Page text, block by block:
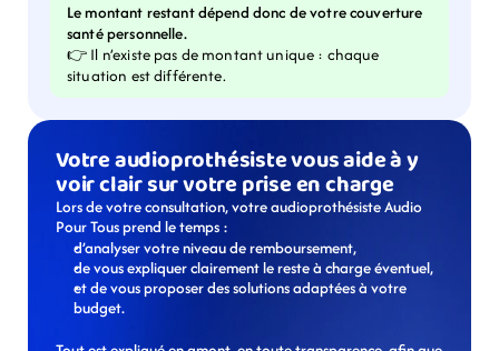
Le montant restant dépend donc de votre couverture
santé personnelle.
👉 Il n’existe pas de montant unique : chaque
situation est différente.
Votre audioprothésiste vous aide à y
voir clair sur votre prise en charge
Lors de votre consultation, votre audioprothésiste Audio
Pour Tous prend le temps :
d’analyser votre niveau de remboursement,
de vous expliquer clairement le reste à charge éventuel,
et de vous proposer des solutions adaptées à votre
budget.